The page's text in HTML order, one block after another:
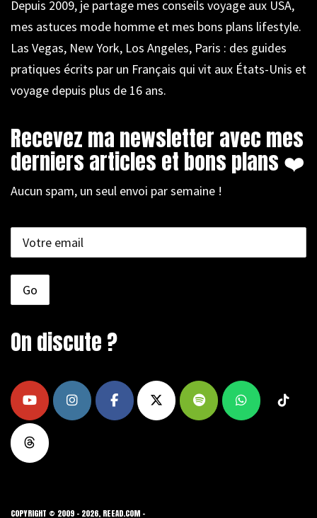
Depuis 2009, je partage mes conseils voyage aux USA,
mes astuces mode homme et mes bons plans lifestyle.
Las Vegas, New York, Los Angeles, Paris : des guides
pratiques écrits par un Français qui vit aux États-Unis et
voyage depuis plus de 16 ans.
Recevez ma newsletter avec mes
derniers articles et bons plans ❤️
Aucun spam, un seul envoi par semaine !
On discute ?
COPYRIGHT © 2009 - 2026, REEAD.COM -